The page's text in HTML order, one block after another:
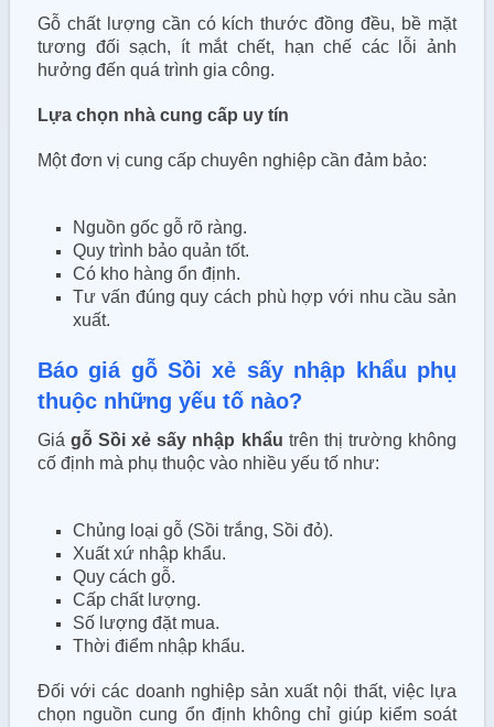
Gỗ chất lượng cần có kích thước đồng đều, bề mặt
tương đối sạch, ít mắt chết, hạn chế các lỗi ảnh
hưởng đến quá trình gia công.
Lựa chọn nhà cung cấp uy tín
Một đơn vị cung cấp chuyên nghiệp cần đảm bảo:
Nguồn gốc gỗ rõ ràng.
Quy trình bảo quản tốt.
Có kho hàng ổn định.
Tư vấn đúng quy cách phù hợp với nhu cầu sản
xuất.
Báo giá gỗ Sồi xẻ sấy nhập khẩu phụ
thuộc những yếu tố nào?
Giágỗ Sồi xẻ sấy nhập khẩu trên thị trường không
cố định mà phụ thuộc vào nhiều yếu tố như:
Chủng loại gỗ (Sồi trắng, Sồi đỏ).
Xuất xứ nhập khẩu.
Quy cách gỗ.
Cấp chất lượng.
Số lượng đặt mua.
Thời điểm nhập khẩu.
Đối với các doanh nghiệp sản xuất nội thất, việc lựa
chọn nguồn cung ổn định không chỉ giúp kiểm soát